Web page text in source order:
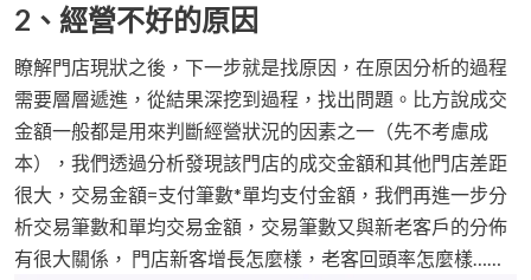
2、經營不好的原因
瞭解門店現狀之後，下一步就是找原因，在原因分析的過程
需要層層遞進，從結果深挖到過程，找出問題。比方說成交
金額一般都是用來判斷經營狀況的因素之一（先不考慮成
本），我們透過分析發現該門店的成交金額和其他門店差距
很大，交易金額=支付筆數*單均支付金額，我們再進一步分
析交易筆數和單均交易金額，交易筆數又與新老客戶的分佈
有很大關係， 門店新客增長怎麼樣，老客回頭率怎麼樣……